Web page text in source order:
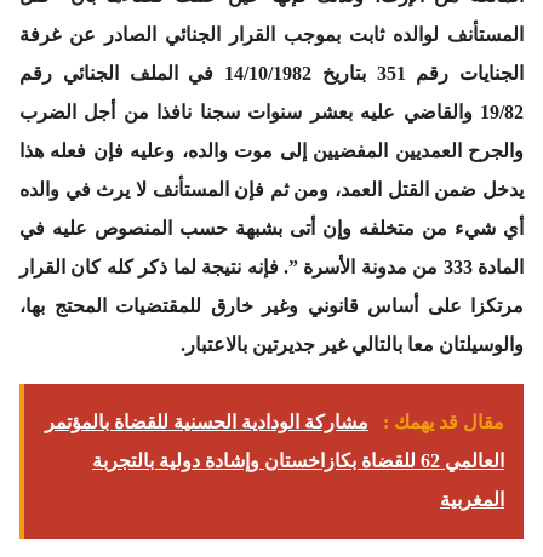
المستأنف لوالده ثابت بموجب القرار الجنائي الصادر عن غرفة
الجنايات رقم 351 بتاريخ 14/10/1982 في الملف الجنائي رقم
19/82 والقاضي عليه بعشر سنوات سجنا نافذا من أجل الضرب
والجرح العمديين المفضيين إلى موت والده، وعليه فإن فعله هذا
يدخل ضمن القتل العمد، ومن ثم فإن المستأنف لا يرث في والده
أي شيء من متخلفه وإن أتى بشبهة حسب المنصوص عليه في
المادة 333 من مدونة الأسرة ”. فإنه نتيجة لما ذكر كله كان القرار
مرتكزا على أساس قانوني وغير خارق للمقتضيات المحتج بها،
والوسيلتان معا بالتالي غير جديرتين بالاعتبار.
مقال قد يهمك :
مشاركة الودادية الحسنية للقضاة بالمؤتمر
العالمي 62 للقضاة بكازاخستان وإشادة دولية بالتجربة
المغربية